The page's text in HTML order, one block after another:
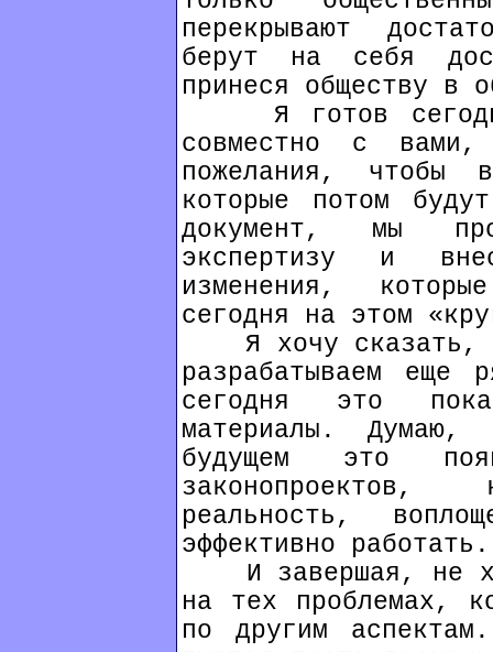
перекрывают
берут на себя
принеся обществу в
Я готов сегодня
совместно с
пожелания, чтобы
которые потом
документ, мы
экспертизу и
изменения,
сегодня на этом
Я хочу сказать,
разрабатываем еще
сегодня это
материалы.
будущем это
реальность,
эффективно работать.
И завершая, не
на тех проблемах,
по другим